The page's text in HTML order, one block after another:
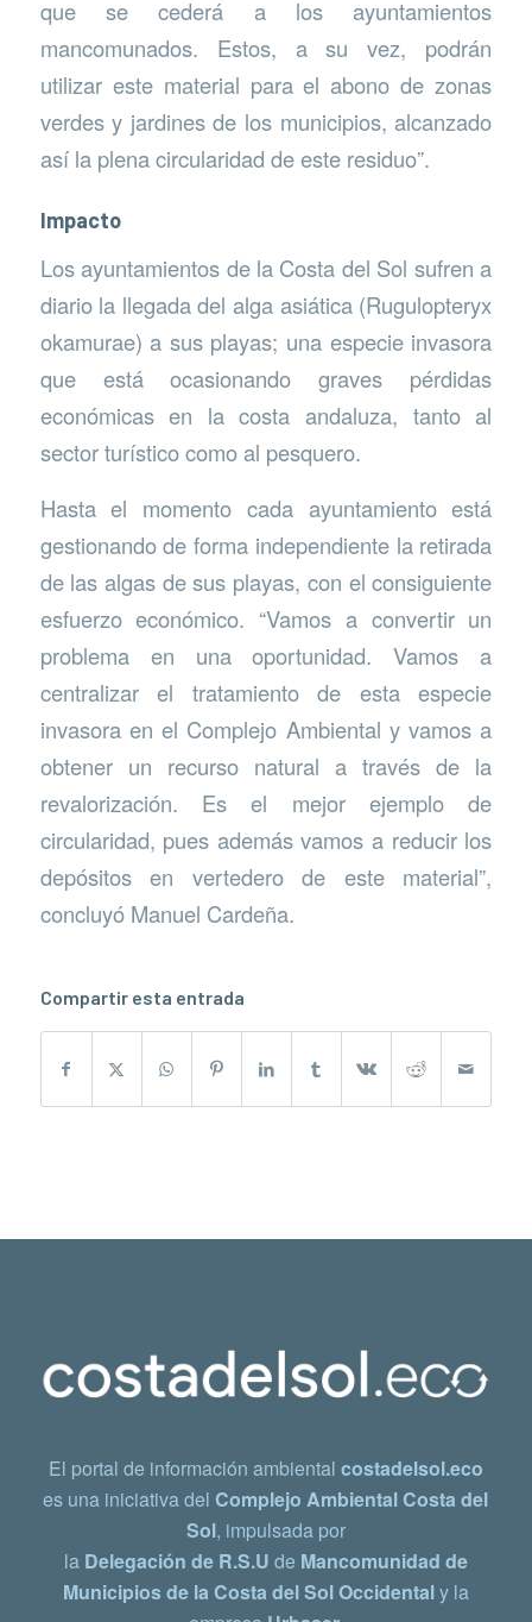
que se cederá a los ayuntamientos
mancomunados. Estos, a su vez, podrán
utilizar este material para el abono de zonas
verdes y jardines de los municipios, alcanzado
así la plena circularidad de este residuo”.
Impacto
Los ayuntamientos de la Costa del Sol sufren a
diario la llegada del alga asiática (Rugulopteryx
okamurae) a sus playas; una especie invasora
que está ocasionando graves pérdidas
económicas en la costa andaluza, tanto al
sector turístico como al pesquero.
Hasta el momento cada ayuntamiento está
gestionando de forma independiente la retirada
de las algas de sus playas, con el consiguiente
esfuerzo económico. “Vamos a convertir un
problema en una oportunidad. Vamos a
centralizar el tratamiento de esta especie
invasora en el Complejo Ambiental y vamos a
obtener un recurso natural a través de la
revalorización. Es el mejor ejemplo de
circularidad, pues además vamos a reducir los
depósitos en vertedero de este material”,
concluyó Manuel Cardeña.
Compartir esta entrada
El portal de información ambiental costadelsol.eco
es una iniciativa delComplejo Ambiental Costa del
Sol, impulsada por
la Delegación de R.S.U de Mancomunidad de
Municipios de la Costa del Sol Occidentaly la